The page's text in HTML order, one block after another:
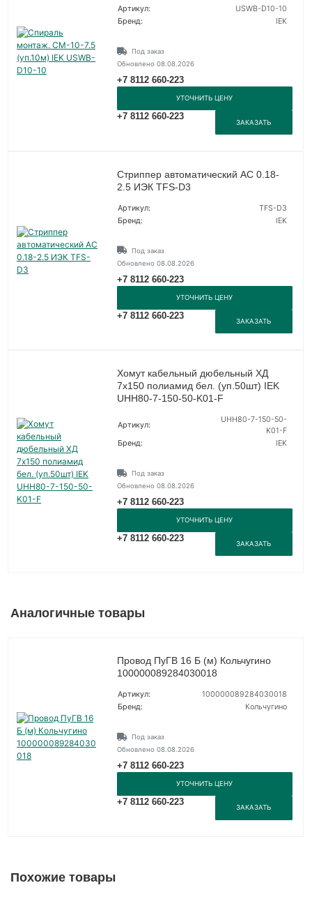
Артикул:
USWB-D10-10
Бренд:
IEK
Под заказ
Обновлено 08.08.2026
+7 8112 660-223
УТОЧНИТЬ ЦЕНУ
+7 8112 660-223
ЗАКАЗАТЬ
Стриппер автоматический АС 0.18-
2.5 ИЭК TFS-D3
Артикул:
TFS-D3
Бренд:
IEK
Под заказ
Обновлено 08.08.2026
+7 8112 660-223
УТОЧНИТЬ ЦЕНУ
+7 8112 660-223
ЗАКАЗАТЬ
Хомут кабельный дюбельный ХД
7х150 полиамид бел. (уп.50шт) IEK
UHH80-7-150-50-K01-F
Артикул:
UHH80-7-150-50-
K01-F
Бренд:
IEK
Под заказ
Обновлено 08.08.2026
+7 8112 660-223
УТОЧНИТЬ ЦЕНУ
+7 8112 660-223
ЗАКАЗАТЬ
Аналогичные товары
Провод ПуГВ 16 Б (м) Кольчугино
100000089284030018
Артикул:
100000089284030018
Бренд:
Кольчугино
Под заказ
Обновлено 08.08.2026
+7 8112 660-223
УТОЧНИТЬ ЦЕНУ
+7 8112 660-223
ЗАКАЗАТЬ
Похожие товары